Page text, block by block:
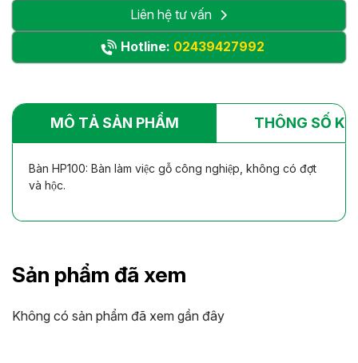
Liên hệ tư vấn
Hotline: 02439427992
MÔ TẢ SẢN PHẨM THÔNG SỐ
Bàn HP100: Bàn làm việc gỗ công nghiệp, không có đợt
và hộc.
Sản phẩm đã xem
Không có sản phẩm đã xem gần đây